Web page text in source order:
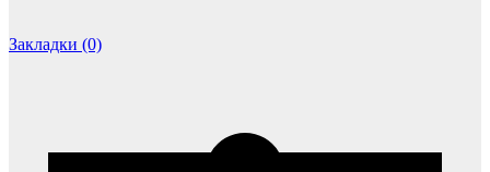
Закладки (0)